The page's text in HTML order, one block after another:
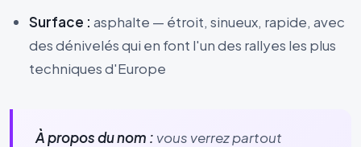
Surface : asphalte — étroit, sinueux, rapide, avec
des dénivelés qui en font l'un des rallyes les plus
techniques d'Europe
À propos du nom : vous verrez partout